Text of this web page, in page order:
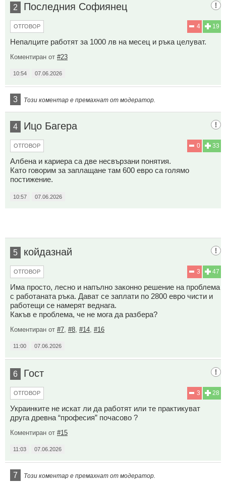
2 Последния Софиянец
19
4
ОТГОВОР
Непалците работят за 1000 лв на месец и ръка целуват.
Коментиран от #23
10:54 07.06.2026
3 Този коментар е премахнат от модератор.
4 Ицо Багера
33
0
ОТГОВОР
Албена и кариера са две несвързани понятия.
Като говорим за заплащане там 600 евро са голямо
постижение.
10:57 07.06.2026
5 койдазнай
47
3
ОТГОВОР
Има просто, лесно и напълно законно решение на проблема
с работаната ръка. Дават се заплати по 2800 евро чисти и
работещи се намерят веднага.
Какъв е проблема, че не мога да разбера?
Коментиран от #7 #8 #14 #16
11:00 07.06.2026
6 Гост
28
3
ОТГОВОР
Украинките не искат ли да работят или те практикуват
друга древна “професия” почасово ?
Коментиран от #15
11:03 07.06.2026
7 Този коментар е премахнат от модератор.